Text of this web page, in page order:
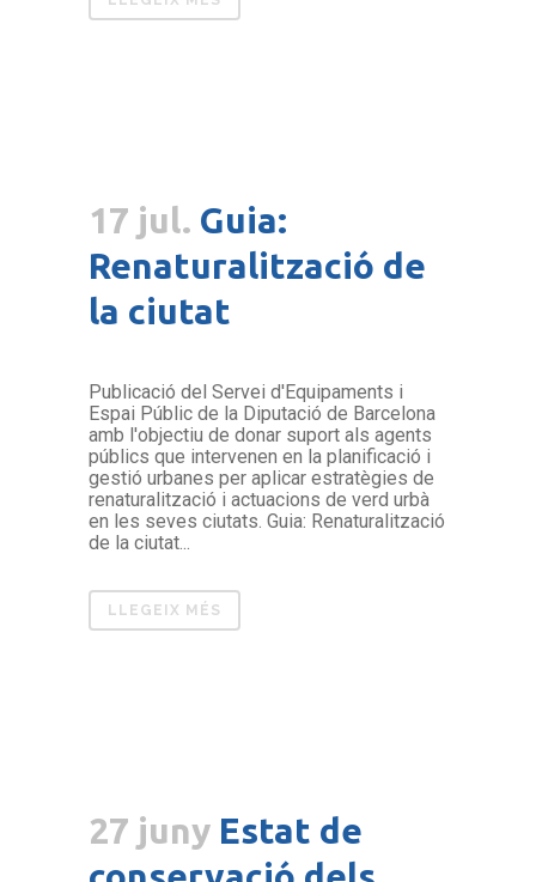
17 jul. Guia:
Renaturalització de
la ciutat
Publicació del Servei d'Equipaments i
Espai Públic de la Diputació de Barcelona
amb l'objectiu de donar suport als agents
públics que intervenen en la planificació i
gestió urbanes per aplicar estratègies de
renaturalització i actuacions de verd urbà
en les seves ciutats. Guia: Renaturalització
de la ciutat...
LLEGEIX MÉS
27 juny Estat de